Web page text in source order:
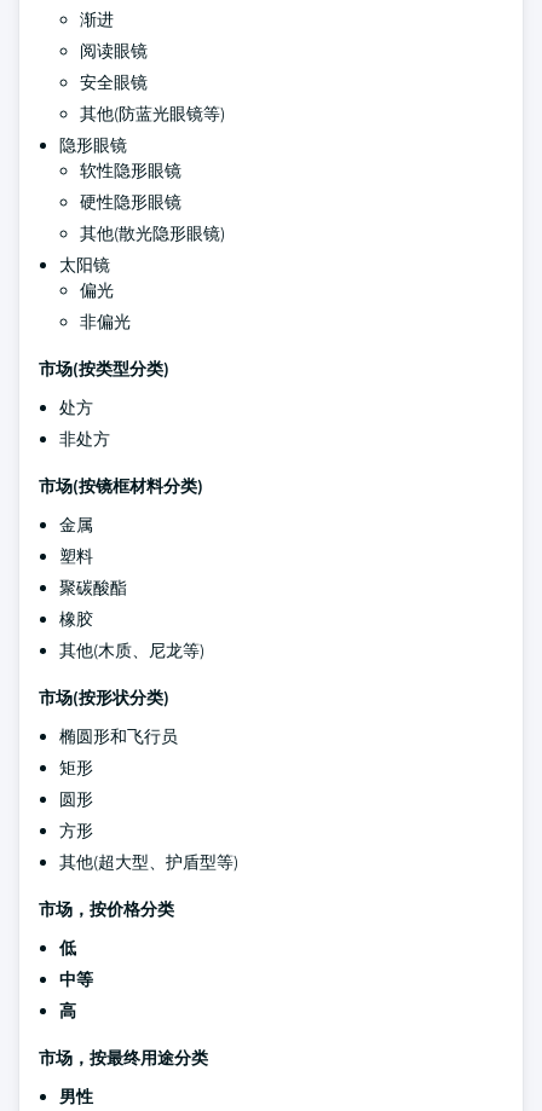
渐进
阅读眼镜
安全眼镜
其他(防蓝光眼镜等)
隐形眼镜
软性隐形眼镜
硬性隐形眼镜
其他(散光隐形眼镜)
太阳镜
偏光
非偏光
市场(按类型分类)
处方
非处方
市场(按镜框材料分类)
金属
塑料
聚碳酸酯
橡胶
其他(木质、尼龙等)
市场(按形状分类)
椭圆形和飞行员
矩形
圆形
方形
其他(超大型、护盾型等)
市场，按价格分类
低
中等
高
市场，按最终用途分类
男性